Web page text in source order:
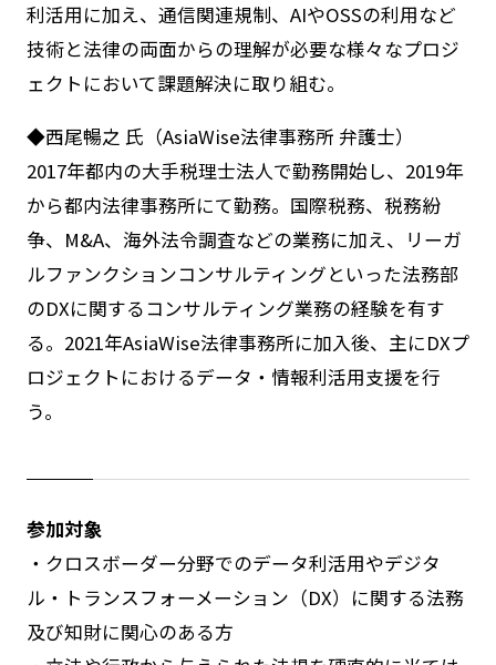
利活用に加え、通信関連規制、AIやOSSの利用など
技術と法律の両面からの理解が必要な様々なプロジ
ェクトにおいて課題解決に取り組む。
◆西尾暢之 氏（AsiaWise法律事務所 弁護士）
2017年都内の大手税理士法人で勤務開始し、2019年
から都内法律事務所にて勤務。国際税務、税務紛
争、M&A、海外法令調査などの業務に加え、リーガ
ルファンクションコンサルティングといった法務部
のDXに関するコンサルティング業務の経験を有す
る。2021年AsiaWise法律事務所に加入後、主にDXプ
ロジェクトにおけるデータ・情報利活用支援を行
う。
参加対象
・クロスボーダー分野でのデータ利活用やデジタ
ル・トランスフォーメーション（DX）に関する法務
及び知財に関心のある方